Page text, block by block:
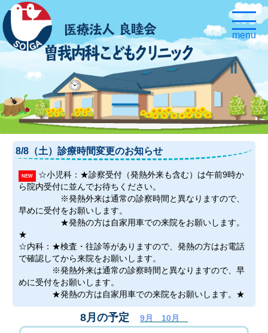
8月の予定 9月 10月
8/8（土）診療時間変更のお知らせ
NEW
☆小児科：★診察受付（発熱外来も含む）は午前9時か
ら院内受付に並んでお待ちください。
※発熱外来は通常の診察時間と異なりますので、
早めに受付をお願いします。
★発熱の方は自家用車での来院をお願いします。
★
☆内科：★検査・往診等がありますので、発熱の方はお電話
で確認してから来院をお願いします。
※発熱外来は通常の診察時間と異なりますので、早
めに受付をお願いします。
★発熱の方は自家用車での来院をお願いします。★